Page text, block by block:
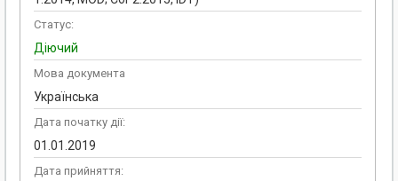
Статус:
Діючий
Мова документа
Українська
Дата початку дії:
01.01.2019
Дата прийняття: